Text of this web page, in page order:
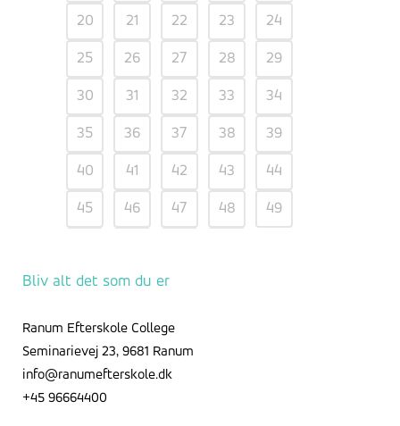
20 21 22 23 24
25 26 27 28 29
30 31 32 33 34
35 36 37 38 39
40 41 42 43 44
45 46 47 48 49
Bliv alt det som du er
Ranum Efterskole College
Seminarievej 23, 9681 Ranum
info@ranumefterskole.dk
+45 96664400